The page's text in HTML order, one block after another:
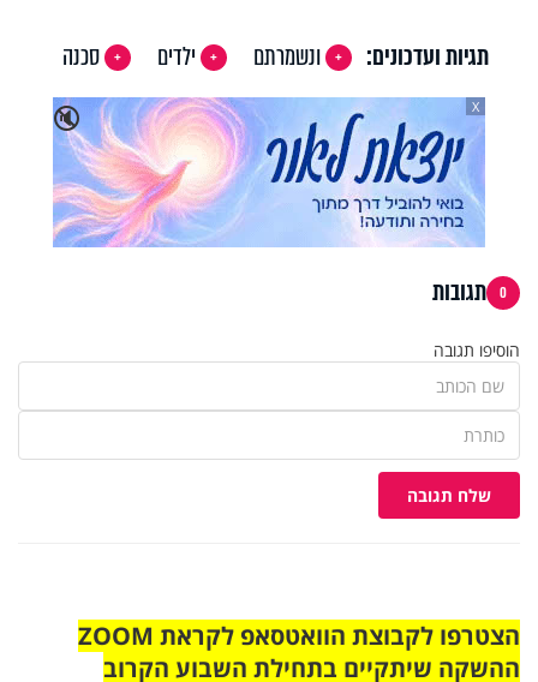
תגיות ועדכונים: ונשמרתם ילדים
סכנה
🔇
X
0 תגובות
הוסיפו תגובה
שלח תגובה
הצטרפו לקבוצת הוואטסאפ לקראת ZOOM
ההשקה שיתקיים בתחילת השבוע הקרוב